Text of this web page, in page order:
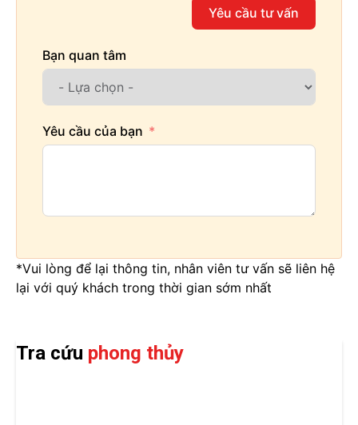
Yêu cầu tư vấn
Bạn quan tâm
Yêu cầu của bạn
*Vui lòng để lại thông tin, nhân viên tư vấn sẽ liên hệ
lại với quý khách trong thời gian sớm nhất
Tra cứu phong thủy